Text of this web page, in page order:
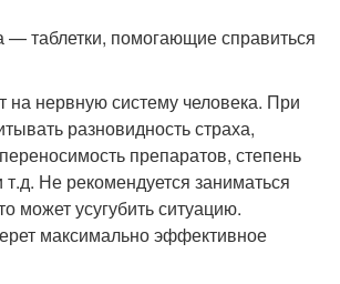
— таблетки, помогающие справиться
на нервную систему человека. При
разновидность страха,
препаратов, степень
Не рекомендуется заниматься
может усугубить ситуацию.
максимально эффективное